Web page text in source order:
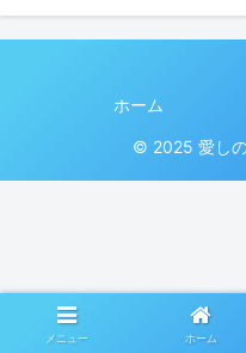
ホーム
© 2025 愛し
メニュー ホーム